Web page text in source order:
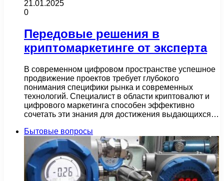
21.01.2025
0
Передовые решения в
криптомаркетинге от эксперта
В современном цифровом пространстве успешное
продвижение проектов требует глубокого
понимания специфики рынка и современных
технологий. Специалист в области криптовалют и
цифрового маркетинга способен эффективно
сочетать эти знания для достижения выдающихся…
Бытовые вопросы